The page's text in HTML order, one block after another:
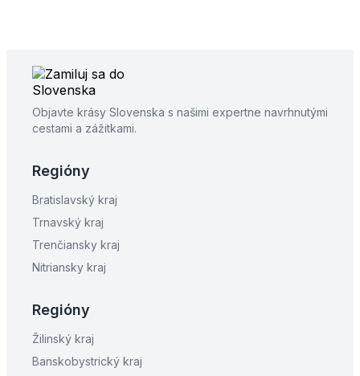
Objavte krásy Slovenska s našimi expertne navrhnutými
cestami a zážitkami.
Regióny
Bratislavský kraj
Trnavský kraj
Trenčiansky kraj
Nitriansky kraj
Regióny
Žilinský kraj
Banskobystrický kraj